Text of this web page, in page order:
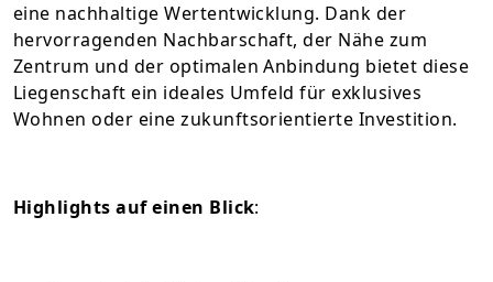
eine nachhaltige Wertentwicklung. Dank der
hervorragenden Nachbarschaft, der Nähe zum
Zentrum und der optimalen Anbindung bietet diese
Liegenschaft ein ideales Umfeld für exklusives
Wohnen oder eine zukunftsorientierte Investition.
Highlights auf einen Blick: